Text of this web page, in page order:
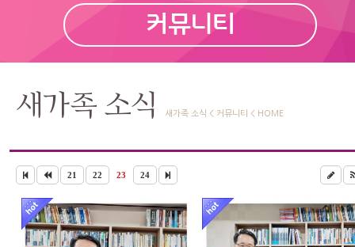
커뮤니티
새가족 소식 새가족 소식 < 커뮤니티 < HOME
21 22 23 24